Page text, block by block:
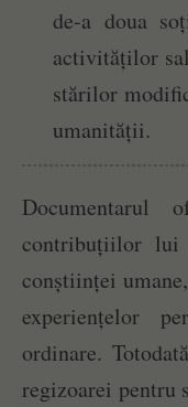
de-a doua
activităților
stărilor
umanității.
Documentarul
contribuțiilor lui
conștiinței
experiențelor
ordinare.
regizoarei pentru